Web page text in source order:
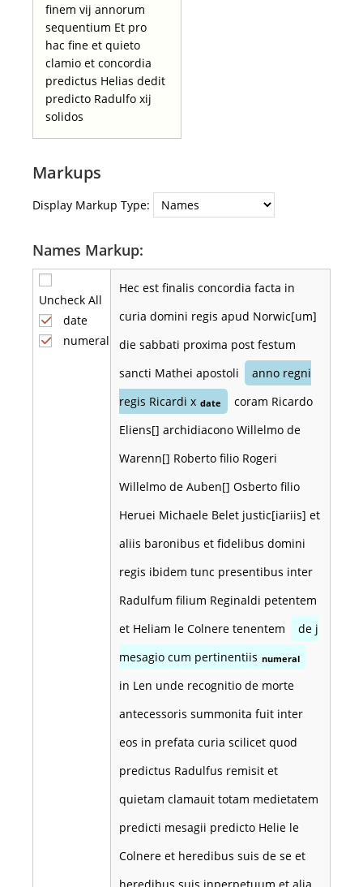
finem vij annorum
sequentium Et pro
hac fine et quieto
clamio et concordia
predictus Helias dedit
predicto Radulfo xij
solidos
Markups
Display Markup Type:
Names Markup:
Uncheck All
date
numeral
Hec est finalis concordia facta in
curia domini regis apud Norwic[um]
die sabbati proxima post festum
sancti Mathei apostoli
anno regni
regis Ricardi x date
coram Ricardo
Eliens[] archidiacono Willelmo de
Warenn[] Roberto filio Rogeri
Willelmo de Auben[] Osberto filio
Heruei Michaele Belet justic[iariis] et
aliis baronibus et fidelibus domini
regis ibidem tunc presentibus inter
Radulfum filium Reginaldi petentem
et Heliam le Colnere tenentem
de j
mesagio cum pertinentiis numeral
in Len unde recognitio de morte
antecessoris summonita fuit inter
eos in prefata curia scilicet quod
predictus Radulfus remisit et
quietam clamauit totam medietatem
predicti mesagii predicto Helie le
Colnere et heredibus suis de se et